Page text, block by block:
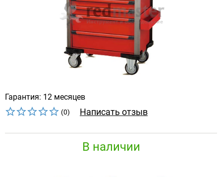
Гарантия: 12 месяцев
(0) Написать отзыв
В наличии